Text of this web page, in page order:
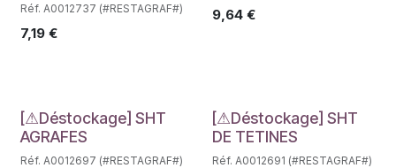
Réf. A0012737 (#RESTAGRAF#)
7,19 €
9,64€
Déstockage
[⚠Déstockage] SHT
AGRAFES
Réf. A0012697 (#RESTAGRAF#) Déstockage
[⚠Déstockage] SHT
DE TETINES
Réf. A0012691 (#RESTAGRAF#)